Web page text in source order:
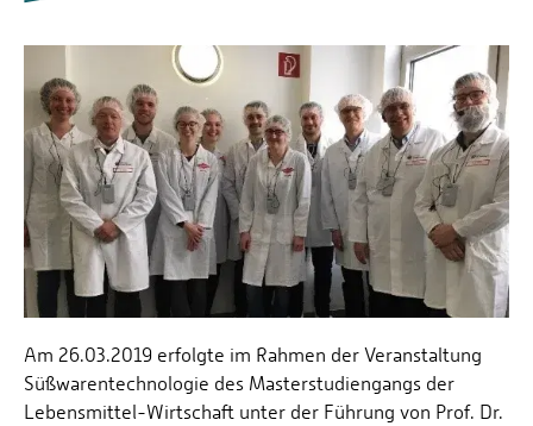
Prof. Dr.-Ing. Jens Voigt
Am 26.03.2019 erfolgte im Rahmen der Veranstaltung
Süßwarentechnologie des Masterstudiengangs der
Lebensmittel-Wirtschaft unter der Führung von Prof. Dr.